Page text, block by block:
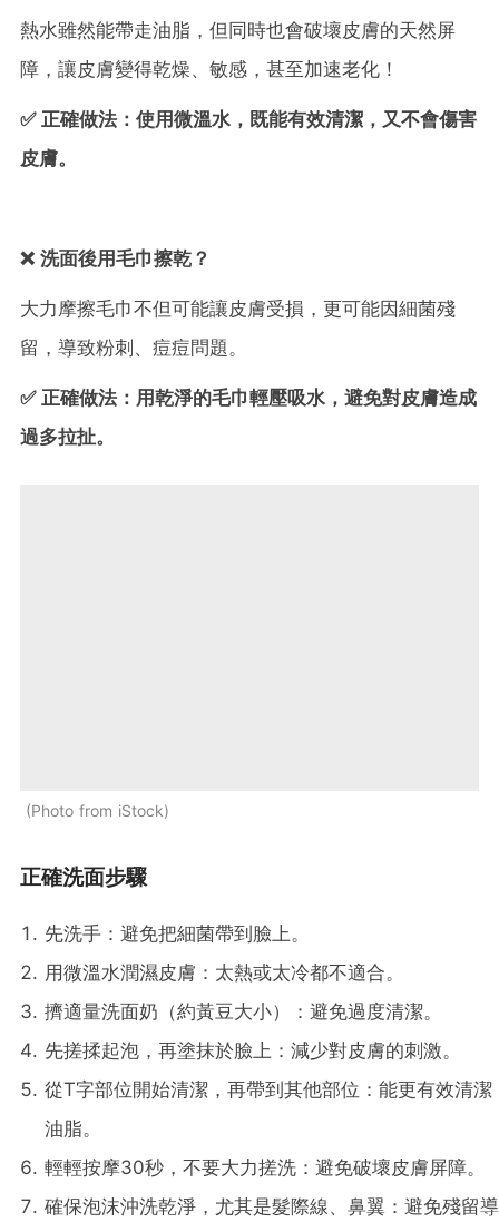
熱水雖然能帶走油脂，但同時也會破壞皮膚的天然屏
障，讓皮膚變得乾燥、敏感，甚至加速老化！
✅ 正確做法：使用微溫水，既能有效清潔，又不會傷害
皮膚。
❌ 洗面後用毛巾擦乾？
大力摩擦毛巾不但可能讓皮膚受損，更可能因細菌殘
留，導致粉刺、痘痘問題。
✅ 正確做法：用乾淨的毛巾輕壓吸水，避免對皮膚造成
過多拉扯。
Photo from iStock
正確洗面步驟
先洗手：避免把細菌帶到臉上。
用微溫水潤濕皮膚：太熱或太冷都不適合。
擠適量洗面奶（約黃豆大小）：避免過度清潔。
先搓揉起泡，再塗抹於臉上：減少對皮膚的刺激。
從T字部位開始清潔，再帶到其他部位：能更有效清潔
油脂。
輕輕按摩30秒，不要大力搓洗：避免破壞皮膚屏障。
確保泡沫沖洗乾淨，尤其是髮際線、鼻翼：避免殘留導